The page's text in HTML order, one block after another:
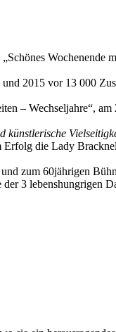
2015 vor 13 000
– Wechseljahre“,
künstlerische
die Lady
zum 60jährigen
3 lebenshungrigen